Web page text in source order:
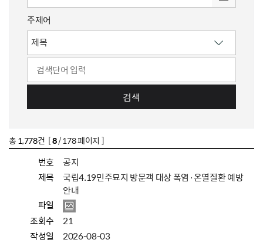
주제어
검색
총 1,778건 [8/ 178 페이지 ]
번호
공지
제목
국립4.19민주묘지 방문객 대상 폭염·온열질환 예방
안내
파일
조회수
21
작성일
2026-08-03